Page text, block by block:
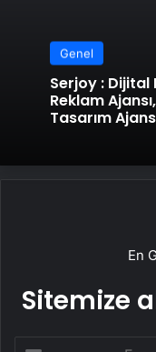
Genel
Serjoy : Dijital Medya Ajansı, Google
Reklam
Tasarım
En
Sitemize